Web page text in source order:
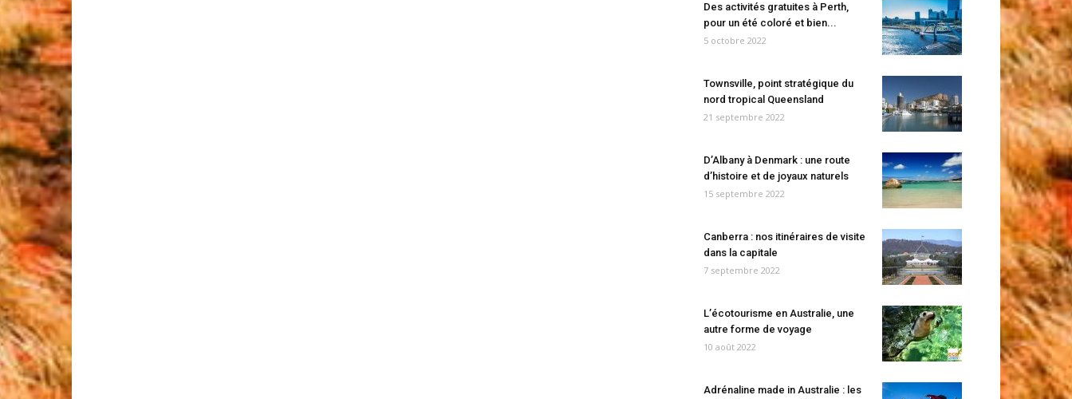
Des activités gratuites à Perth,
pour un été coloré et bien...
5 octobre 2022
Townsville, point stratégique du
nord tropical Queensland
21 septembre 2022
D’Albany à Denmark : une route
d’histoire et de joyaux naturels
15 septembre 2022
Canberra : nos itinéraires de visite
dans la capitale
7 septembre 2022
L’écotourisme en Australie, une
autre forme de voyage
10 août 2022
Adrénaline made in Australie : les